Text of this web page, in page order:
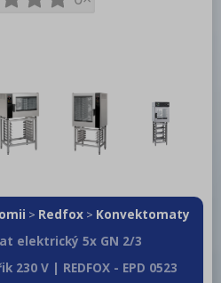
> Redfox > Konvektomaty
elektrický 5x GN 2/3
V | REDFOX - EPD 0523